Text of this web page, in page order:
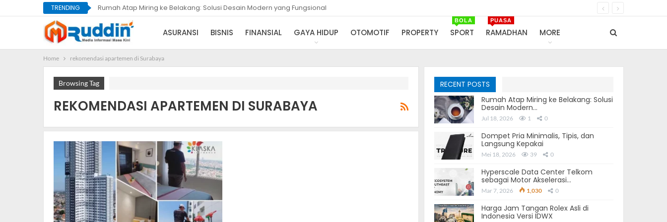
TRENDING Rumah Atap Miring ke Belakang: Solusi Desain Modern yang Fungsional
ASURANSI BISNIS FINANSIAL GAYA HIDUP OTOMOTIF PROPERTY SPORT
BOLA
RAMADHAN
PUASA
MORE
Home rekomendasi apartemen di Surabaya
Browsing Tag
REKOMENDASI APARTEMEN DI SURABAYA
RECENT POSTS
Rumah Atap Miring ke Belakang: Solusi
Desain Modern…
Jul 18, 2026 1 0
Dompet Pria Minimalis, Tipis, dan
Langsung Kepakai
Mei 18, 2026 39 0
Hyperscale Data Center Telkom
sebagai Motor Akselerasi…
Mar 7, 2026 1,030 0
Harga Jam Tangan Rolex Asli di
Indonesia Versi IDWX